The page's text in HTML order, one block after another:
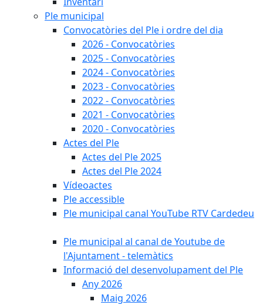
Ple municipal
Convocatòries del Ple i ordre del dia
2026 - Convocatòries
2025 - Convocatòries
2024 - Convocatòries
2023 - Convocatòries
2022 - Convocatòries
2021 - Convocatòries
2020 - Convocatòries
Actes del Ple
Actes del Ple 2025
Actes del Ple 2024
Vídeoactes
Ple accessible
Ple municipal canal YouTube RTV Cardedeu
Ple municipal al canal de Youtube de
l'Ajuntament - telemàtics
Informació del desenvolupament del Ple
Any 2026
Maig 2026